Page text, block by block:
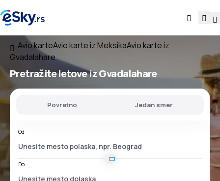
Avio karteAvio karte iz MeksikaAvio karte iz
Gvadalahare
Pretražite letoveiz Gvadalahare
Povratno Jedan smer
Od
Do